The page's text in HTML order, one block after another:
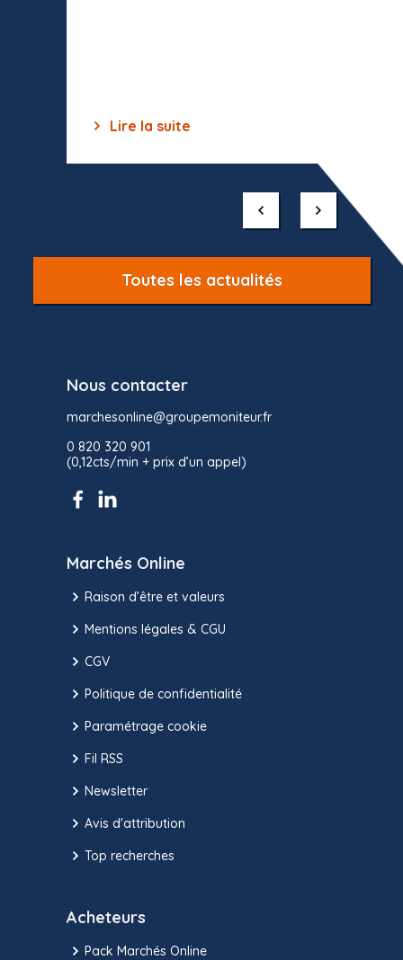
Lire la suite
Toutes les actualités
Nous contacter
marchesonline@groupemoniteur.fr
0 820 320 901
(0,12cts/min + prix d’un appel)
Marchés Online
Raison d’être et valeurs
Mentions légales & CGU
CGV
Politique de confidentialité
Paramétrage cookie
Fil RSS
Newsletter
Avis d'attribution
Top recherches
Acheteurs
Pack Marchés Online